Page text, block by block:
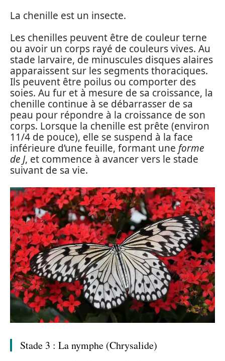
La chenille est un insecte.
Les chenilles peuvent être de couleur terne
ou avoir un corps rayé de couleurs vives. Au
stade larvaire, de minuscules disques alaires
apparaissent sur les segments thoraciques.
Ils peuvent être poilus ou comporter des
soies. Au fur et à mesure de sa croissance, la
chenille continue à se débarrasser de sa
peau pour répondre à la croissance de son
corps. Lorsque la chenille est prête (environ
11/4 de pouce), elle se suspend à la face
inférieure d’une feuille, formant une forme
de J, et commence à avancer vers le stade
suivant de sa vie.
Stade 3 : La nymphe (Chrysalide)